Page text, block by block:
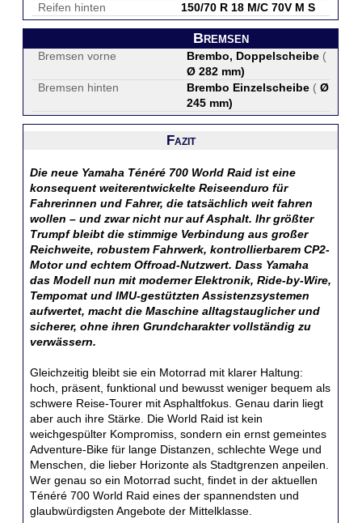
Reifen hinten
150/70 R 18 M/C 70V M S
Bremsen
Bremsen vorne Brembo, Doppelscheibe (
Ø 282 mm)
Bremsen hinten
Brembo Einzelscheibe ( Ø
245 mm)
Fazit
Die neue Yamaha Ténéré 700 World Raid ist eine
konsequent weiterentwickelte Reiseenduro für
Fahrerinnen und Fahrer, die tatsächlich weit fahren
wollen – und zwar nicht nur auf Asphalt. Ihr größter
Trumpf bleibt die stimmige Verbindung aus großer
Reichweite, robustem Fahrwerk, kontrollierbarem CP2-
Motor und echtem Offroad-Nutzwert. Dass Yamaha
das Modell nun mit moderner Elektronik, Ride-by-Wire,
Tempomat und IMU-gestützten Assistenzsystemen
aufwertet, macht die Maschine alltagstauglicher und
sicherer, ohne ihren Grundcharakter vollständig zu
verwässern.
Gleichzeitig bleibt sie ein Motorrad mit klarer Haltung:
hoch, präsent, funktional und bewusst weniger bequem als
schwere Reise-Tourer mit Asphaltfokus. Genau darin liegt
aber auch ihre Stärke. Die World Raid ist kein
weichgespülter Kompromiss, sondern ein ernst gemeintes
Adventure-Bike für lange Distanzen, schlechte Wege und
Menschen, die lieber Horizonte als Stadtgrenzen anpeilen.
Wer genau so ein Motorrad sucht, findet in der aktuellen
Ténéré 700 World Raid eines der spannendsten und
glaubwürdigsten Angebote der Mittelklasse.